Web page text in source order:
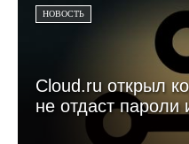
НОВОСТЬ
Cloud.ru открыл
не отдаст